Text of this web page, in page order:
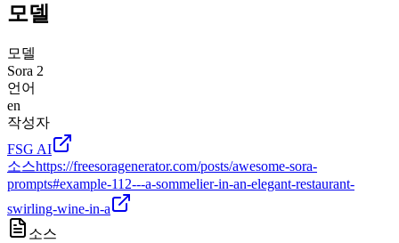
모델
모델
Sora 2
언어
en
작성자
FSG AI
소스https://freesoragenerator.com/posts/awesome-sora-
prompts#example-112---a-sommelier-in-an-elegant-restaurant-
swirling-wine-in-a
소스